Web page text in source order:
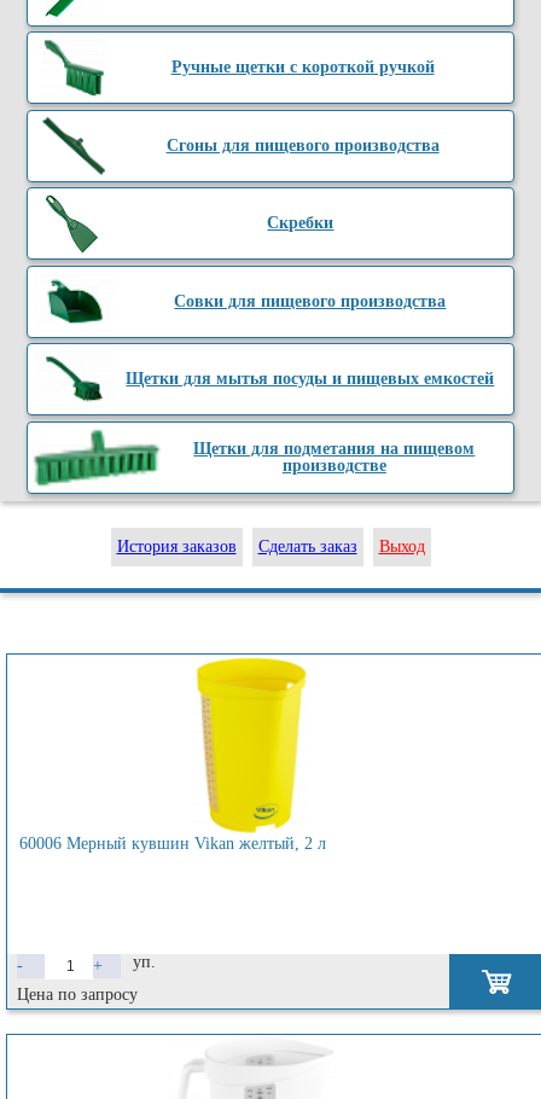
Ручные щетки с короткой ручкой
Сгоны для пищевого производства
Скребки
Совки для пищевого производства
Щетки для мытья посуды и пищевых емкостей
Щетки для подметания на пищевом
производстве
История заказов Сделать заказ Выход
60006 Мерный кувшин Vikan желтый, 2 л
- +
уп.
Цена по запросу